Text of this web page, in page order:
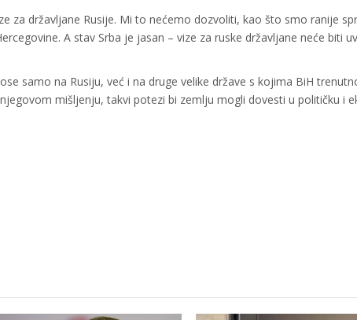
za državljane Rusije. Mi to nećemo dozvoliti, kao što smo ranije
A stav Srba je jasan – vize za ruske državljane neće biti
samo na Rusiju, već i na druge velike države s kojima BiH
mišljenju, takvi potezi bi zemlju mogli dovesti u političku i